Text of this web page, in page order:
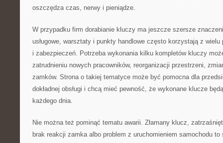
oszczędza czas, nerwy i pieniądze.
W przypadku firm dorabianie kluczy ma jeszcze szersze
usługowe, warsztaty i punkty handlowe często korzystają z
i zabezpieczeń. Potrzeba wykonania kilku kompletów kluczy
zatrudnieniu nowych pracowników, reorganizacji przestrzeni,
zamków. Strona o takiej tematyce może być pomocna dla
dokładnej obsługi i chcą mieć pewność, że wykonane klucze
każdego dnia.
Nie można też pominąć tematu awarii. Złamany klucz,
brak reakcji zamka albo problem z uruchomieniem samochodu to